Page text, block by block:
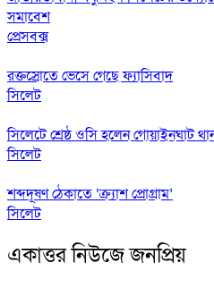
সমাবেশ
প্রেসবক্স
রক্তস্রোতে ভেসে গেছে ফ্যাসিবাদ
সিলেট
সিলেটে শ্রেষ্ঠ ওসি হলেন গোয়াইনঘাট
সিলেট
শব্দদূষণ ঠেকাতে ‘ক্র্যাশ প্রোগ্রাম’
সিলেট
একাত্তর নিউজে জনপ্রিয়